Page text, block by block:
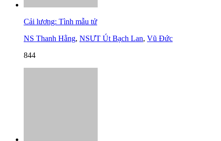
Cải lương: Tình mẫu tử
NS Thanh Hằng, NSƯT Út Bạch Lan, Vũ Đức
844